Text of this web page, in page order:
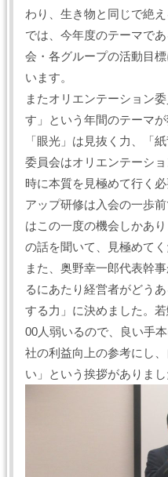
わり、生き物と同じで絶
では、今年度のテーマで
会・各グループの活動目
います。
またオリエンテーション
す」という年間のテーマ
「眼光」は見抜く力、「
委員会はオリエンテーシ
時に本質を見極めて行く
アップ研修は入会の一歩
はこの一度の機会しかあ
の話を聞いて、見極めてく
また、奥野幸一郎代表幹
るにあたり経営者がどう
する力」に決めました。
00人弱いるので、良い手
社の利益向上の参考にし
い」という挨拶がありまし